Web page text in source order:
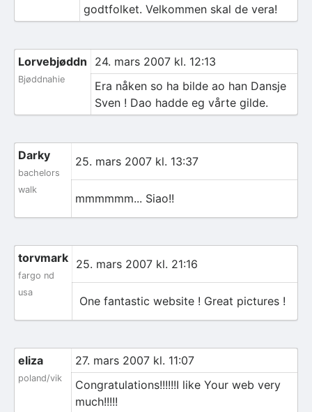
godtfolket. Velkommen skal de vera!
Lorvebjøddn
Bjøddnahie
24. mars 2007 kl. 12:13
Era nåken so ha bilde ao han Dansje
Sven ! Dao hadde eg vårte gilde.
Darky
bachelors
walk
25. mars 2007 kl. 13:37
mmmmmm... Siao!!
torvmark
fargo nd
usa
25. mars 2007 kl. 21:16
One fantastic website ! Great pictures !
eliza
poland/vik
27. mars 2007 kl. 11:07
Congratulations!!!!!!I like Your web very
much!!!!!